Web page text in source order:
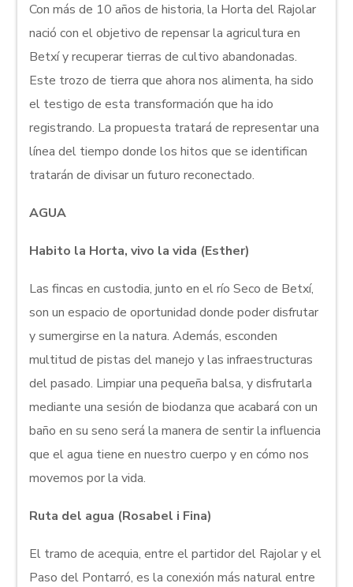
Con más de 10 años de historia, la Horta del Rajolar
nació con el objetivo de repensar la agricultura en
Betxí y recuperar tierras de cultivo abandonadas.
Este trozo de tierra que ahora nos alimenta, ha sido
el testigo de esta transformación que ha ido
registrando. La propuesta tratará de representar una
línea del tiempo donde los hitos que se identifican
tratarán de divisar un futuro reconectado.
AGUA
Habito la Horta, vivo la vida (Esther)
Las fincas en custodia, junto en el río Seco de Betxí,
son un espacio de oportunidad donde poder disfrutar
y sumergirse en la natura. Además, esconden
multitud de pistas del manejo y las infraestructuras
del pasado. Limpiar una pequeña balsa, y disfrutarla
mediante una sesión de biodanza que acabará con un
baño en su seno será la manera de sentir la influencia
que el agua tiene en nuestro cuerpo y en cómo nos
movemos por la vida.
Ruta del agua (Rosabel i Fina)
El tramo de acequia, entre el partidor del Rajolar y el
Paso del Pontarró, es la conexión más natural entre